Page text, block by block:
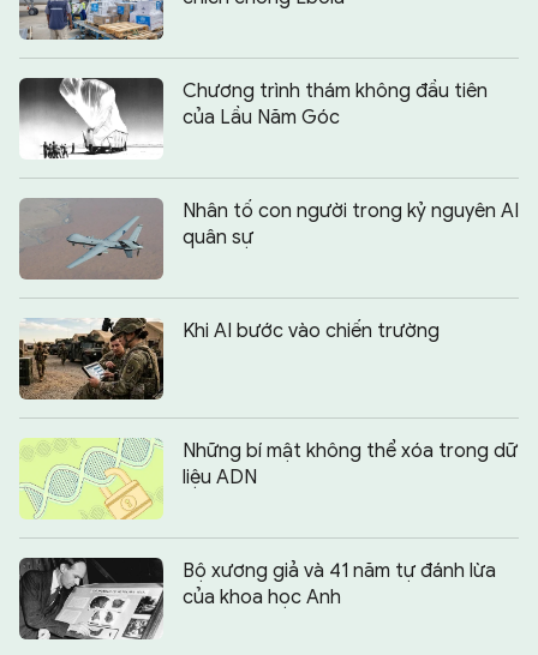
Chương trình thám không đầu tiên
của Lầu Năm Góc
Nhân tố con người trong kỷ nguyên AI
quân sự
Khi AI bước vào chiến trường
Những bí mật không thể xóa trong dữ
liệu ADN
Bộ xương giả và 41 năm tự đánh lừa
của khoa học Anh